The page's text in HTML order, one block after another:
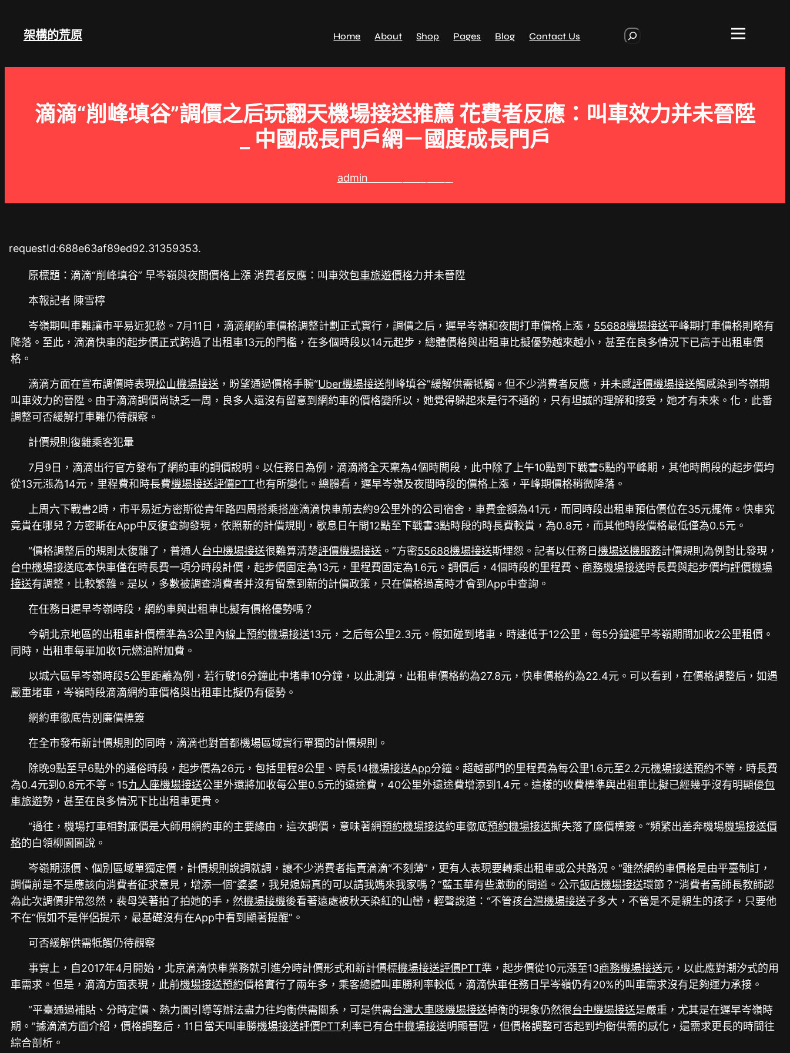
架構的荒原 Home About Shop Pages Blog Contact Us
r
滴滴“削峰填谷”調價之后玩翻天機場接送推薦 花費者反應：叫車效力并未晉陞
_ 中國成長門戶網－國度成長門戶
admin
requestId:688e63af89ed92.31359353.
原標題：滴滴“削峰填谷” 早岑嶺與夜間價格上漲 消費者反應：叫車效包車旅遊價格力并未晉陞
本報記者 陳雪檸
岑嶺期叫車難讓市平易近犯愁。7月11日，滴滴網約車價格調整計劃正式實行，調價之后，遲早岑嶺和夜間打車價格上漲， 55688機場接送平峰期打車價格則略有
降落。至此，滴滴快車的起步價正式跨過了出租車13元的門檻，在多個時段以14元起步，總體價格與出租車比擬優勢越來越小，甚至在良多情況下已高于出租車價
格。
滴滴方面在宣布調價時表現松山機場接送 ，盼望通過價格手腕“Uber機場接送削峰填谷”緩解供需牴觸。但不少消費者反應，并未感評價機場接送觸感染到岑嶺期
叫車效力的晉陞。由于滴滴調價尚缺乏一周，良多人還沒有留意到網約車的價格變所以，她覺得躲起來是行不通的，只有坦誠的理解和接受，她才有未來。化，此番
調整可否緩解打車難仍待觀察。
計價規則復雜乘客犯暈
7月9日，滴滴出行官方發布了網約車的調價說明。以任務日為例，滴滴將全天稟為4個時間段，此中除了上午10點到下戰書5點的平峰期，其他時間段的起步價均
從13元漲為14元，里程費和時長費機場接送評價PTT也有所變化。總體看，遲早岑嶺及夜間時段的價格上漲，平峰期價格稍微降落。
上周六下戰書2時，市平易近方密斯從青年路四周搭乘搭座滴滴快車前去約9公里外的公司宿舍，車費金額為41元，而同時段出租車預估價位在35元擺佈。快車究
竟貴在哪兒？方密斯在App中反復查詢發現，依照新的計價規則，歇息日午間12點至下戰書3點時段的時長費較貴，為0.8元，而其他時段價格最低僅為0.5元。
“價格調整后的規則太復雜了，普通人台中機場接送很難算清楚評價機場接送 。”方密55688機場接送斯埋怨。記者以任務日機場送機服務計價規則為例對比發現，
台中機場接送底本快車僅在時長費一項分時段計價，起步價固定為13元，里程費固定為1.6元。調價后，4個時段的里程費、 商務機場接送時長費與起步價均評價機場
接送有調整，比較繁雜。是以，多數被調查消費者并沒有留意到新的計價政策，只在價格過高時才會到App中查詢。
在任務日遲早岑嶺時段，網約車與出租車比擬有價格優勢嗎？
今朝北京地區的出租車計價標準為3公里內線上預約機場接送13元，之后每公里2.3元。假如碰到堵車，時速低于12公里，每5分鐘遲早岑嶺期間加收2公里租價。
同時，出租車每單加收1元燃油附加費。
以城六區早岑嶺時段5公里距離為例，若行駛16分鐘此中堵車10分鐘，以此測算，出租車價格約為27.8元，快車價格約為22.4元。可以看到，在價格調整后，如遇
嚴重堵車，岑嶺時段滴滴網約車價格與出租車比擬仍有優勢。
網約車徹底告別廉價標簽
在全市發布新計價規則的同時，滴滴也對首都機場區域實行單獨的計價規則。
除晚9點至早6點外的通俗時段，起步價為26元，包括里程8公里、時長14機場接送App分鐘。超越部門的里程費為每公里1.6元至2.2元機場接送預約不等，時長費
為0.4元到0.8元不等。15九人座機場接送公里外還將加收每公里0.5元的遠途費，40公里外遠途費增添到1.4元。這樣的收費標準與出租車比擬已經幾乎沒有明顯優包
車旅遊勢，甚至在良多情況下比出租車更貴。
“過往，機場打車相對廉價是大師用網約車的主要緣由，這次調價，意味著網預約機場接送約車徹底預約機場接送撕失落了廉價標簽。”頻繁出差奔機場機場接送價
格的白領柳園園說。
岑嶺期漲價、個別區域單獨定價，計價規則說調就調，讓不少消費者指責滴滴“不刻薄”，更有人表現要轉乘出租車或公共路況。“雖然網約車價格是由平臺制訂，
調價前是不是應該向消費者征求意見，增添一個“婆婆，我兒媳婦真的可以請我媽來我家嗎？”藍玉華有些激動的問道。公示飯店機場接送環節？”消費者高師長教師認
為此次調價非常忽然，裴母笑著拍了拍她的手，然機場接機後看著遠處被秋天染紅的山巒，輕聲說道：“不管孩台灣機場接送子多大，不管是不是親生的孩子，只要他
不在“假如不是伴侶提示，最基礎沒有在App中看到顯著提醒”。
可否緩解供需牴觸仍待觀察
事實上，自2017年4月開始，北京滴滴快車業務就引進分時計價形式和新計價標機場接送評價PTT準，起步價從10元漲至13商務機場接送元，以此應對潮汐式的用
車需求。但是，滴滴方面表現，此前機場接送預約價格實行了兩年多，乘客總體叫車勝利率較低，滴滴快車任務日早岑嶺仍有20%的叫車需求沒有足夠運力承接。
“平臺通過補貼、分時定價、熱力圖引導等辦法盡力往均衡供需關系，可是供需台灣大車隊機場接送掉衡的現象仍然很台中機場接送是嚴重，尤其是在遲早岑嶺時
期。”據滴滴方面介紹，價格調整后，11日當天叫車勝機場接送評價PTT利率已有台中機場接送明顯晉陞，但價格調整可否起到均衡供需的感化，還需求更長的時間往
綜合剖析。